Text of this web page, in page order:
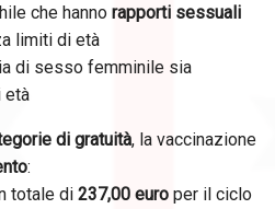
che hanno rapporti sessuali
limiti di età
di sesso femminile sia
età
di gratuità, la vaccinazione
:
totale di 237,00 euro per il ciclo